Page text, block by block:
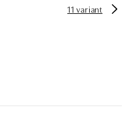
11 variant